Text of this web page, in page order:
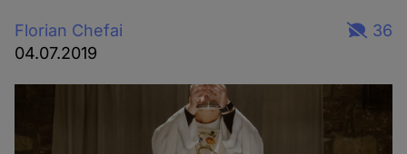
Florian Chefai
04.07.2019
36